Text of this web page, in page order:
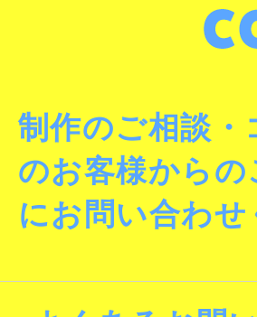
制作のご相談
のお客様から
にお問い合わ